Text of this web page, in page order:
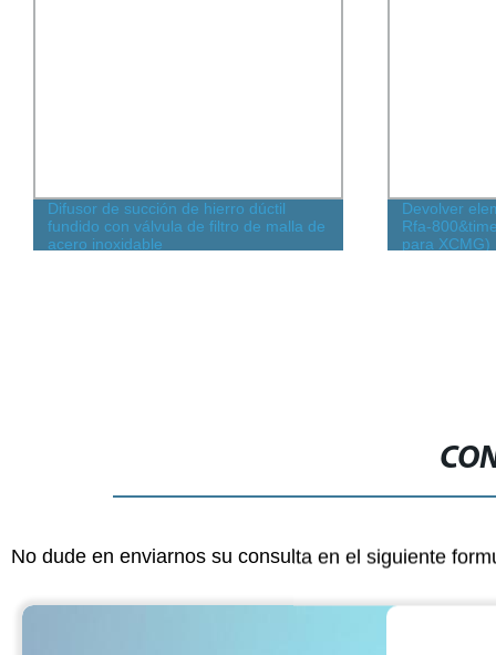
Difusor de succión de hierro dúctil
fundido con válvula de filtro de malla de
acero inoxidable
Devolver
Rfa-
para XCMG)
No dude en enviarnos su consulta en el siguiente